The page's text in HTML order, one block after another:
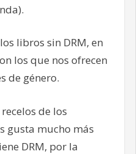
libros sin DRM, en
los que nos ofrecen
de género.
de los
gusta mucho más
DRM, por la